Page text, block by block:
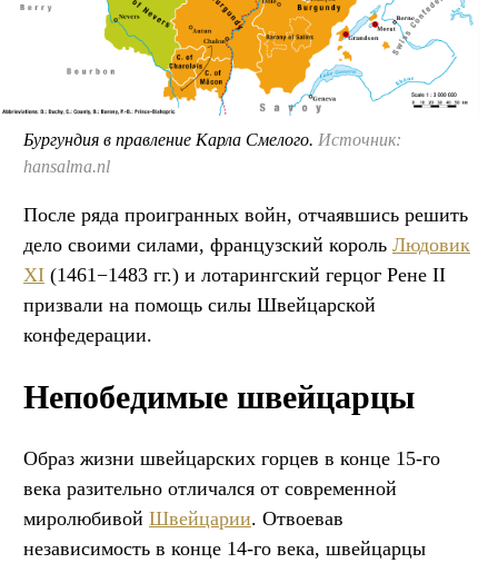
Бургундия в правление Карла Смелого. Источник:
hansalma.nl
После ряда проигранных войн, отчаявшись решить
дело своими силами, французский король Людовик
XI (1461−1483 гг.) и лотарингский герцог Рене II
призвали на помощь силы Швейцарской
конфедерации.
Непобедимые швейцарцы
Образ жизни швейцарских горцев в конце 15-го
века разительно отличался от современной
миролюбивой Швейцарии. Отвоевав
независимость в конце 14-го века, швейцарцы